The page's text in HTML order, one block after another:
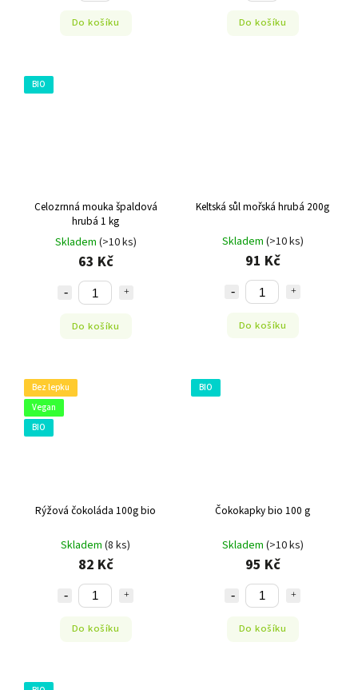
Do košíku Do košíku
BIO
Celozrnná mouka špaldová
hrubá 1 kg
Skladem (>10 ks)
63 Kč
Do košíku
Keltská sůl mořská hrubá 200g
Skladem (>10 ks)
91 Kč
Do košíku
Bez lepku
Vegan
BIO
Rýžová čokoláda 100g bio
Skladem (8 ks)
82 Kč
Do košíku
BIO
Čokokapky bio 100 g
Skladem (>10 ks)
95 Kč
Do košíku